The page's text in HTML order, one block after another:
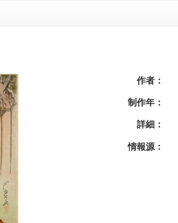
作者：
制作年：
詳細：
情報源：